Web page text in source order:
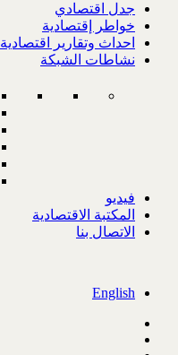
جدل اقتصادي
خواطر إقتصادية
احداث وتقارير اقتصادية
نشاطات الشبكة
فيديو
المكتبة الاقتصادية
الاتصال بنا
English